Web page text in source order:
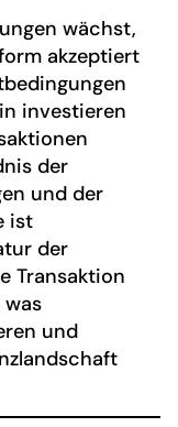
wächst,
akzeptiert
investieren
der
und der
ist
der
Transaktion
und